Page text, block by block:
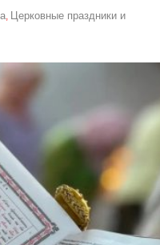
Церковные праздники и